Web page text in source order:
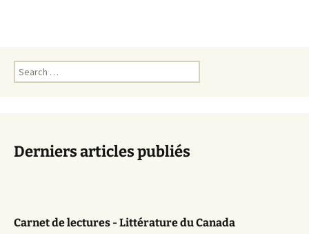
Search
for:
Derniers articles publiés
Carnet de lectures - Littérature du Canada